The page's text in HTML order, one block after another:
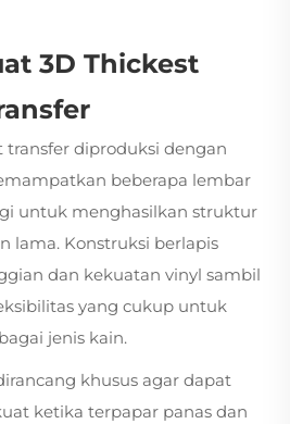
3D Thickest
transfer diproduksi dengan
beberapa lembar
untuk menghasilkan struktur
lama. Konstruksi berlapis
dan kekuatan vinyl sambil
yang cukup untuk
jenis kain.
khusus agar dapat
ketika terpapar panas dan